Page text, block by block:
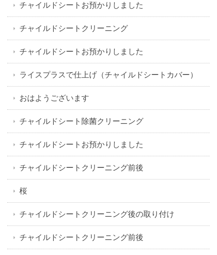
チャイルドシートお預かりしました
チャイルドシートクリーニング
チャイルドシートお預かりしました
ライスプラスで仕上げ（チャイルドシートカバー）
おはようございます
チャイルドシート除菌クリーニング
チャイルドシートお預かりしました
チャイルドシートクリーニング前後
桜
チャイルドシートクリーニング後の取り付け
チャイルドシートクリーニング前後